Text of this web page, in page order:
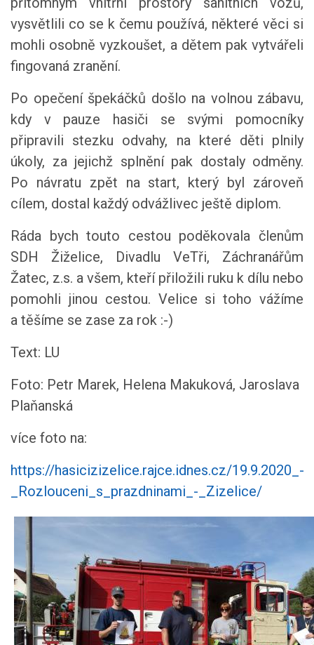
vysvětlili co se k čemu používá, některé věci si
mohli osobně vyzkoušet, a dětem pak vytvářeli
fingovaná zranění.
Po opečení špekáčků došlo na volnou zábavu,
kdy v pauze hasiči se svými pomocníky
připravili stezku odvahy, na které děti plnily
úkoly, za jejichž splnění pak dostaly odměny.
Po návratu zpět na start, který byl zároveň
cílem, dostal každý odvážlivec ještě diplom.
Ráda bych touto cestou poděkovala členům
SDH Žiželice, Divadlu VeTři, Záchranářům
Žatec, z.s. a všem, kteří přiložili ruku k dílu nebo
pomohli jinou cestou. Velice si toho vážíme
a těšíme se zase za rok :-)
Text: LU
Foto: Petr Marek, Helena Makuková, Jaroslava
Plaňanská
více foto na:
https://hasicizizelice.rajce.idnes.cz/19.9.2020_-
_Rozlouceni_s_prazdninami_-_Zizelice/